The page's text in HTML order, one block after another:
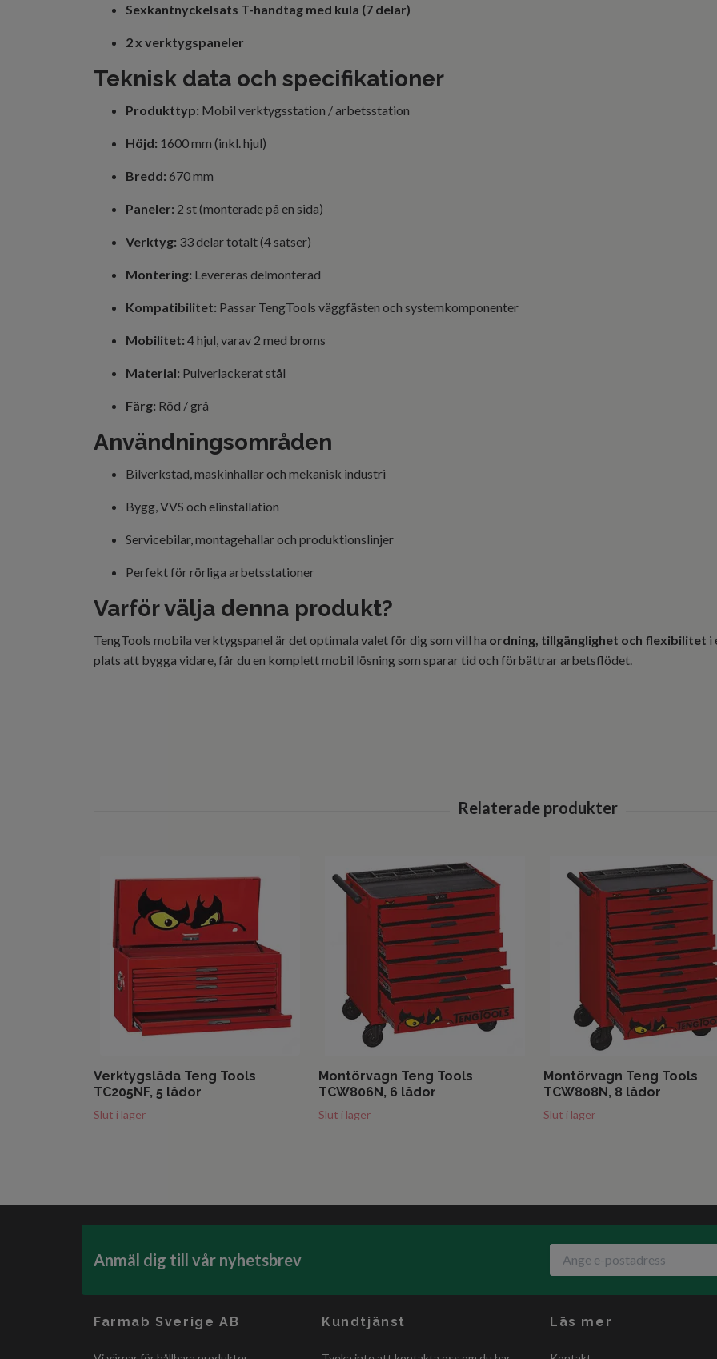
Sexkantnyckelsats T-handtag med kula (7 delar)
2 x verktygspaneler
Teknisk data och specifikationer
Produkttyp: Mobil verktygsstation / arbetsstation
Höjd: 1600 mm (inkl. hjul)
Bredd: 670 mm
Paneler: 2 st (monterade på en sida)
Verktyg: 33 delar totalt (4 satser)
Montering: Levereras delmonterad
Kompatibilitet: Passar TengTools väggfästen och systemkomponenter
Mobilitet: 4 hjul, varav 2 med broms
Material: Pulverlackerat stål
Färg: Röd / grå
Användningsområden
Bilverkstad, maskinhallar och mekanisk industri
Bygg, VVS och elinstallation
Servicebilar, montagehallar och produktionslinjer
Perfekt för rörliga arbetsstationer
Varför välja denna produkt?
TengTools mobila verktygspanel är det optimala valet för dig som vill ha ordning, tillgänglighet och flexibilitet i
plats att bygga vidare, får du en komplett mobil lösning som sparar tid och förbättrar arbetsflödet.
Verktygslåda Teng Tools
TC205NF, 5 lådor
Slut i lager
Montörvagn Teng Tools
TCW806N, 6 lådor
Slut i lager
Montörvagn Teng Tools
TCW808N, 8 lådor
Slut i lager
Anmäl dig till vår nyhetsbrev
Farmab Sverige AB Kundtjänst Läs mer